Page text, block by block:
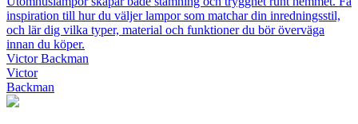
inspiration till hur du väljer lampor som matchar din inredningsstil,
och lär dig vilka typer, material och funktioner du bör överväga
innan du köper.
Victor Backman
Victor
Backman